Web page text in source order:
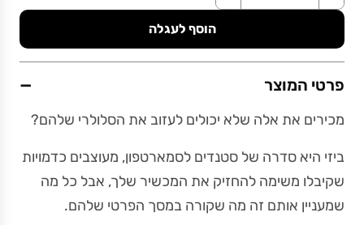
הוסף לעגלה
פרטי המוצר −
מכירים את אלה שלא יכולים לעזוב את הסלולרי שלהם?
ביזי היא סדרה של סטנדים לסמארטפון, מעוצבים כדמויות
שקיבלו משימה להחזיק את המכשיר שלך, אבל כל מה
שמעניין אותם זה מה שקורה במסך הפרטי שלהם.